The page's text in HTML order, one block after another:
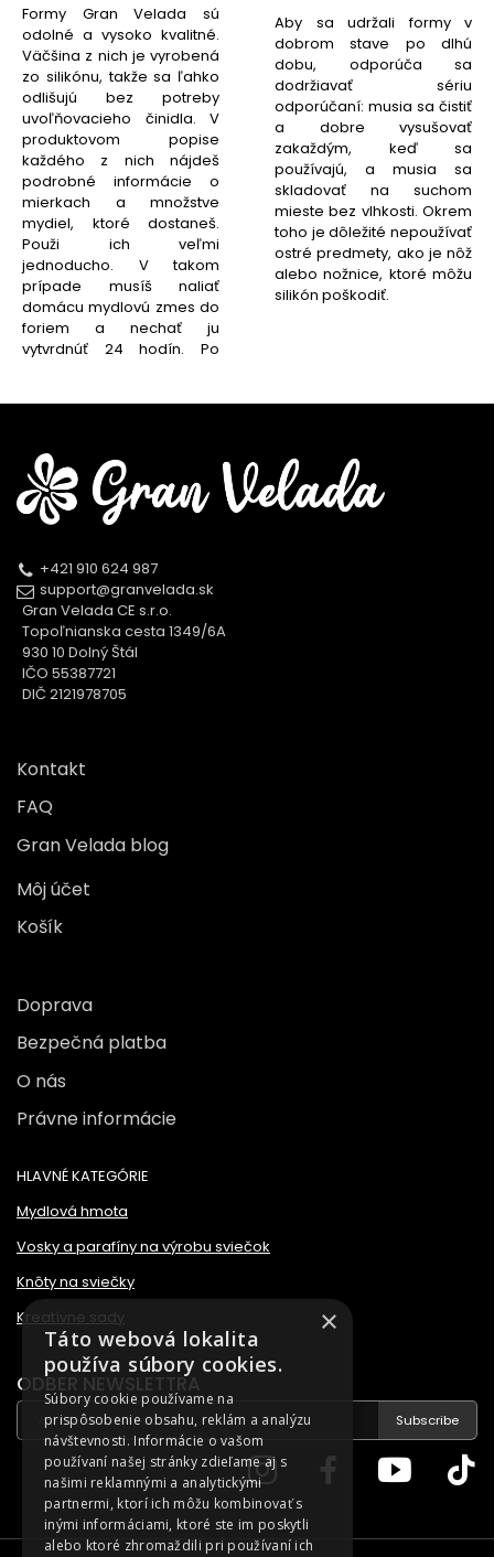
Formy Gran Velada sú
odolné a vysoko kvalitné.
Väčšina z nich je vyrobená
zo silikónu, takže sa ľahko
odlišujú bez potreby
uvoľňovacieho činidla. V
produktovom popise
každého z nich nájdeš
podrobné informácie o
mierkach a množstve
mydiel, ktoré dostaneš.
Použi ich veľmi
jednoducho. V takom
prípade musíš naliať
domácu mydlovú zmes do
foriem a nechať ju
vytvrdnúť 24 hodín. Po
Aby sa udržali formy v
dobrom stave po dlhú
dobu, odporúča sa
dodržiavať sériu
odporúčaní: musia sa čistiť
a dobre vysušovať
zakaždým, keď sa
používajú, a musia sa
skladovať na suchom
mieste bez vlhkosti. Okrem
toho je dôležité nepoužívať
ostré predmety, ako je nôž
alebo nožnice, ktoré môžu
silikón poškodiť.
+421 910 624 987
support@granvelada.sk
Gran Velada CE s.r.o.
Topoľnianska cesta 1349/6A
930 10 Dolný Štál
IČO 55387721
DIČ 2121978705
Kontakt
FAQ
Gran Velada blog
Môj účet
Košík
Doprava
Bezpečná platba
O nás
Právne informácie
HLAVNÉ KATEGÓRIE
Mydlová hmota
Vosky a parafíny na výrobu sviečok
Knôty na sviečky
Kreatívne sady
ODBER NEWSLETTRA
Subscribe
×
Táto webová lokalita
používa súbory cookies.
Súbory cookie používame na
prispôsobenie obsahu, reklám a analýzu
návštevnosti. Informácie o vašom
používaní našej stránky zdieľame aj s
našimi reklamnými a analytickými
partnermi, ktorí ich môžu kombinovať s
inými informáciami, ktoré ste im poskytli
alebo ktoré zhromaždili pri používaní ich